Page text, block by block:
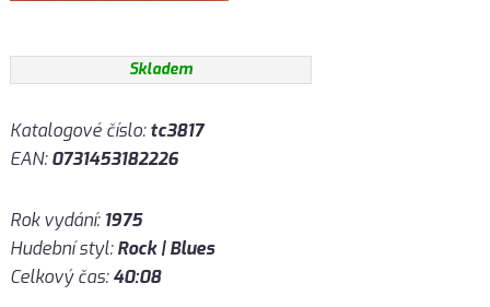
Skladem
Katalogové číslo:tc3817
EAN:0731453182226
Rok vydání: 1975
Hudební styl:Rock | Blues
Celkový čas:40:08